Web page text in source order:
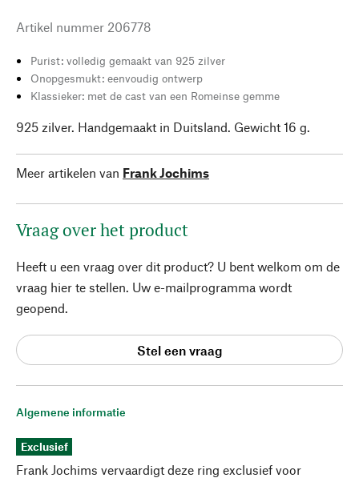
Algemene informatie
Exclusief
Frank Jochims vervaardigt deze ring exclusief voor
Artikel nummer 206778
Purist: volledig gemaakt van 925 zilver
Onopgesmukt: eenvoudig ontwerp
Klassieker: met de cast van een Romeinse gemme
925 zilver. Handgemaakt in Duitsland. Gewicht 16 g.
Meer artikelen van Frank Jochims
Vraag over het product
Heeft u een vraag over dit product? U bent welkom om de
vraag hier te stellen. Uw e-mailprogramma wordt
geopend.
Stel een vraag